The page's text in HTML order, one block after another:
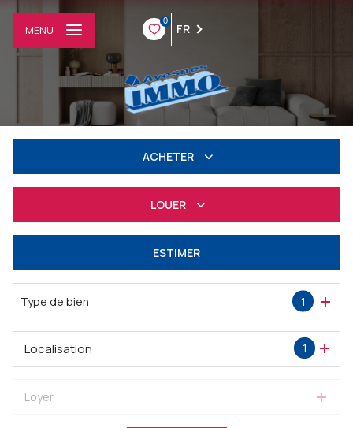
0
FR
MENU
ACHETER
Professionnel
LOUER
Professionnel
ESTIMER
Type de bien 1
1
Localisation
Loyer